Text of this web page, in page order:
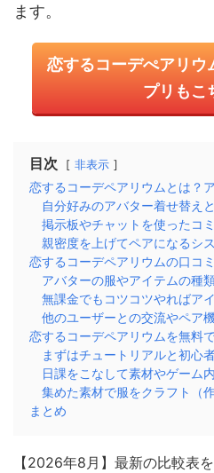
ます。
恋するコーデぺアリウ
プリもこ
目次 非表示
恋するコーデペアリウムとは？
自分好みのアバター着せ替え
掲示板やチャットを使ったコ
親密度を上げてペアになるシ
恋するコーデペアリウムの口コ
アバターの服やアイテムの種
無課金でもコツコツやればア
他のユーザーとの交流やペア
恋するコーデペアリウムを無料
まずはチュートリアルと初心
日課をこなして素材やゲーム
集めた素材で服をクラフト（
まとめ
【2026年8月】最新の比較表